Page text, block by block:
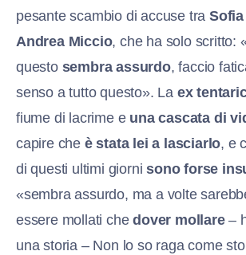
pesante scambio di accuse tra
Andrea Miccio, che ha solo scritto:
questo sembra assurdo, faccio
senso a tutto questo». La ex
fiume di lacrime e una cascata di
capire che è stata lei a lasciarlo, e
di questi ultimi giornisono forse
«sembra assurdo, ma a volte
essere mollati chedover mollare–
una storia – Non lo so raga come